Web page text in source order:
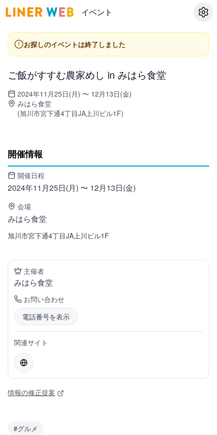
イベント 設定
お探しのイベントは終了しました
ご飯がすすむ農家めし in みはら食堂
2024年11月25日(月) 〜 12月13日(金)
みはら食堂
(旭川市宮下通4丁目JA上川ビル1F)
開催情報
開催日程
2024年11月25日(月) 〜 12月13日(金)
会場
みはら食堂
旭川市宮下通4丁目JA上川ビル1F
主催者
みはら食堂
お問い合わせ
電話番号を表示
関連サイト
情報の修正提案
#グルメ